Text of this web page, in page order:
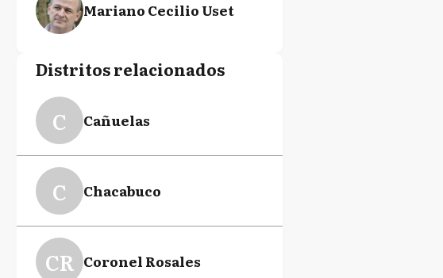
Mariano Cecilio Uset
Distritos relacionados
C Cañuelas
C Chacabuco
CR Coronel Rosales